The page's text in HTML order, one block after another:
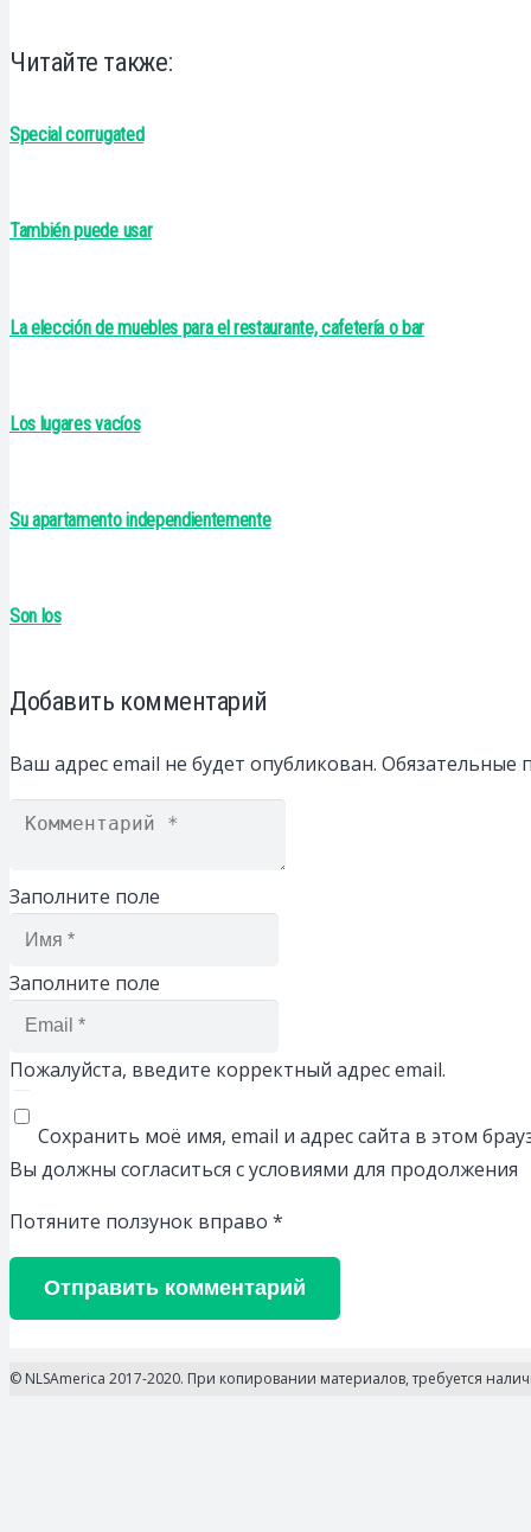
Читайте также:
Special corrugated
También puede usar
La elección de muebles para el restaurante, cafetería o bar
Los lugares vacíos
Su apartamento independientemente
Son los
Добавить комментарий
Ваш адрес email не будет опубликован. Обязательные
Заполните поле
Заполните поле
Пожалуйста, введите корректный адрес email.
Сохранить моё имя, email и адрес сайта в этом
Вы должны согласиться с условиями для продолжения
Потяните ползунок вправо *
Отправить комментарий
© NLSAmerica 2017-2020. При копировании материалов, требуется